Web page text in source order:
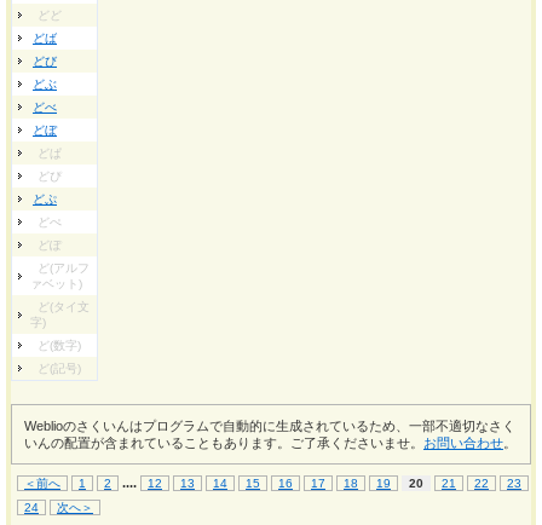
どど
どば
どび
どぶ
どべ
どぼ
どぱ
どぴ
どぷ
どぺ
どぽ
ど(アルフ
ァベット)
ど(タイ文
字)
ど(数字)
ど(記号)
Weblioのさくいんはプログラムで自動的に生成されているため、一部不適切なさく
いんの配置が含まれていることもあります。ご了承くださいませ。 お問い合わせ
＜前へ 1 2 .... 12 13 14 15 16 17 18 19 20 21 22
23
24
次へ＞